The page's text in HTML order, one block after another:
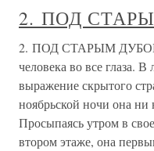
2. ПОД
2. ПОД СТАРЫМ ДУБОМ
человека во все глаза.
выражение скрытого
ноябрьской ночи она
Просыпаясь утром в
втором этаже, она